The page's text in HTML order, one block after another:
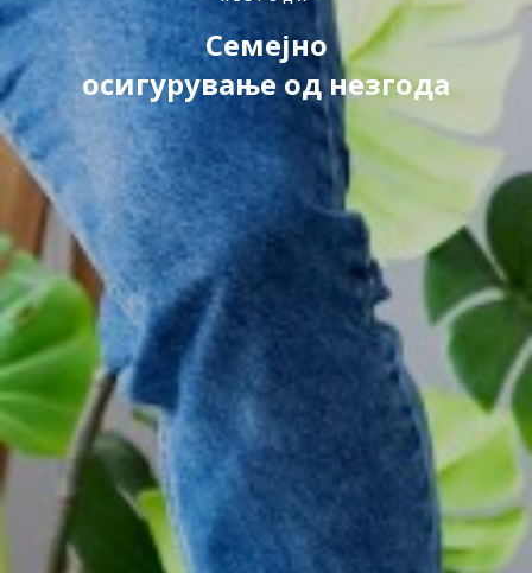
Семејно
осигурување од незгода